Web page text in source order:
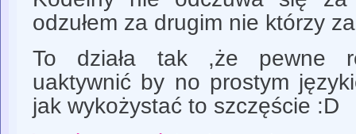
odzułem za drugim nie którzy
To działa tak ,że pewne
uaktywnić by no prostym
jak wykożystać to szczęście :D